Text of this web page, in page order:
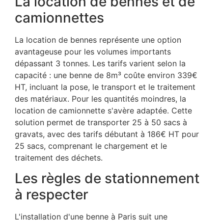
camionnettes
La location de bennes représente une option
avantageuse pour les volumes importants
dépassant 3 tonnes. Les tarifs varient selon la
capacité : une benne de 8m³ coûte environ 339€
HT, incluant la pose, le transport et le traitement
des matériaux. Pour les quantités moindres, la
location de camionnette s'avère adaptée. Cette
solution permet de transporter 25 à 50 sacs à
gravats, avec des tarifs débutant à 186€ HT pour
25 sacs, comprenant le chargement et le
traitement des déchets.
Les règles de stationnement
à respecter
L'installation d'une benne à Paris suit une